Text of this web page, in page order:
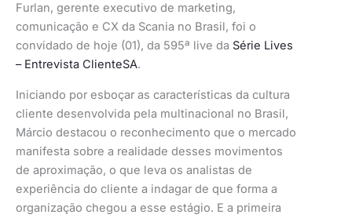
Furlan, gerente executivo de marketing,
comunicação e CX da Scania no Brasil, foi o
convidado de hoje (01), da 595ª live da Série Lives
– Entrevista ClienteSA.
Iniciando por esboçar as características da cultura
cliente desenvolvida pela multinacional no Brasil,
Márcio destacou o reconhecimento que o mercado
manifesta sobre a realidade desses movimentos
de aproximação, o que leva os analistas de
experiência do cliente a indagar de que forma a
organização chegou a esse estágio. E a primeira